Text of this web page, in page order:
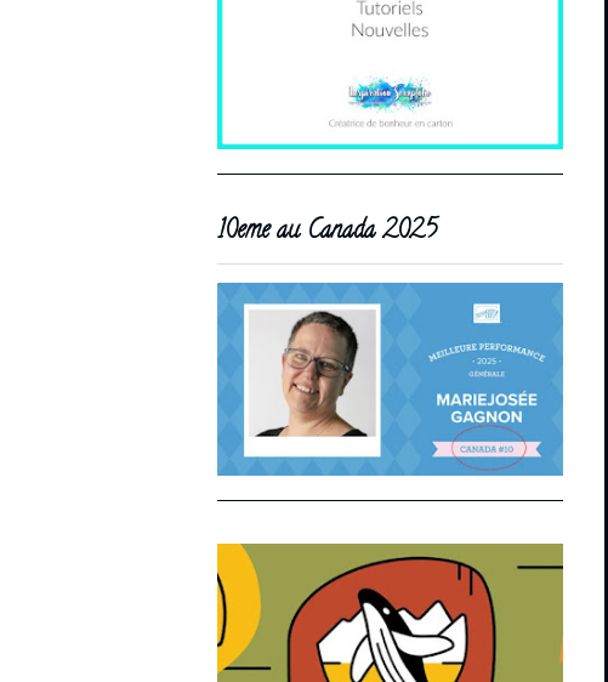
10eme au Canada 2025